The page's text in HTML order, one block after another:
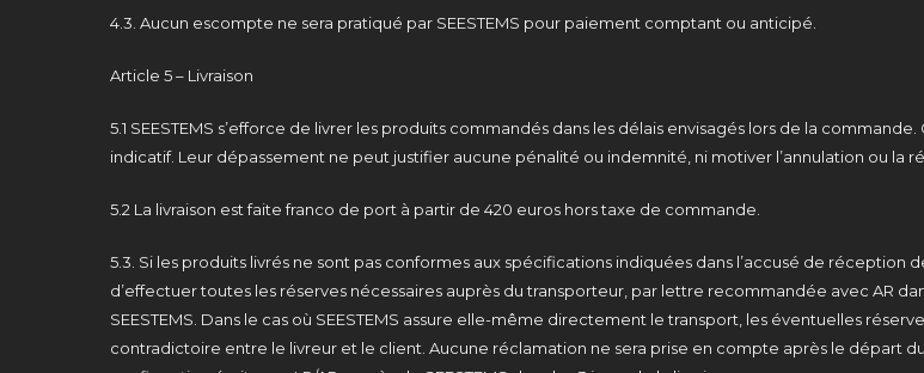
4.3. Aucun escompte ne sera pratiqué par SEESTEMS pour paiement comptant ou anticipé.
Article 5 – Livraison
5.1 SEESTEMS s’efforce de livrer les produits commandés dans les délais envisagés lors de la
indicatif. Leur dépassement ne peut justifier aucune pénalité ou indemnité, ni motiver l’annulation ou la
5.2 La livraison est faite franco de port à partir de 420 euros hors taxe de commande.
5.3. Si les produits livrés ne sont pas conformes aux spécifications indiquées dans l’accusé de
d’effectuer toutes les réserves nécessaires auprès du transporteur, par lettre recommandée avec AR
SEESTEMS. Dans le cas où SEESTEMS assure elle-même directement le transport, les éventuelles
contradictoire entre le livreur et le client. Aucune réclamation ne sera prise en compte après le départ